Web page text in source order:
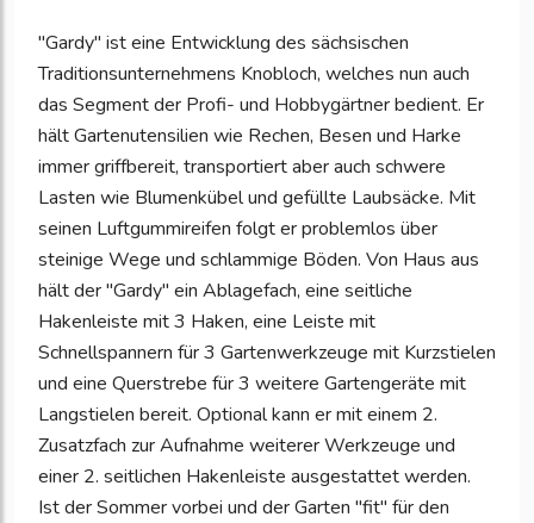
"Gardy" ist eine Entwicklung des sächsischen
Traditionsunternehmens Knobloch, welches nun auch
das Segment der Profi- und Hobbygärtner bedient. Er
hält Gartenutensilien wie Rechen, Besen und Harke
immer griffbereit, transportiert aber auch schwere
Lasten wie Blumenkübel und gefüllte Laubsäcke. Mit
seinen Luftgummireifen folgt er problemlos über
steinige Wege und schlammige Böden. Von Haus aus
hält der "Gardy" ein Ablagefach, eine seitliche
Hakenleiste mit 3 Haken, eine Leiste mit
Schnellspannern für 3 Gartenwerkzeuge mit Kurzstielen
und eine Querstrebe für 3 weitere Gartengeräte mit
Langstielen bereit. Optional kann er mit einem 2.
Zusatzfach zur Aufnahme weiterer Werkzeuge und
einer 2. seitlichen Hakenleiste ausgestattet werden.
Ist der Sommer vorbei und der Garten "fit" für den